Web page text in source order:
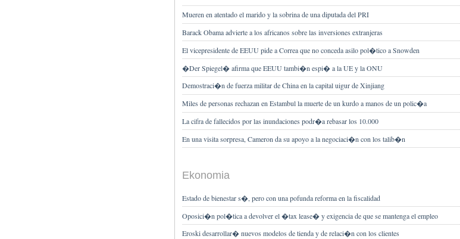
Mueren en atentado el marido y la sobrina de una diputada del PRI
Barack Obama advierte a los africanos sobre las inversiones extranjeras
El vicepresidente de EEUU pide a Correa que no conceda asilo pol�tico a Snowden
�Der Spiegel� afirma que EEUU tambi�n espi� a la UE y la ONU
Demostraci�n de fuerza militar de China en la capital uigur de Xinjiang
Miles de personas rechazan en Estambul la muerte de un kurdo a manos de un polic�a
La cifra de fallecidos por las inundaciones podr�a rebasar los 10.000
En una visita sorpresa, Cameron da su apoyo a la negociaci�n con los talib�n
Ekonomia
Estado de bienestar s�, pero con una pofunda reforma en la fiscalidad
Oposici�n pol�tica a devolver el �tax lease� y exigencia de que se mantenga el empleo
Eroski desarrollar� nuevos modelos de tienda y de relaci�n con los clientes